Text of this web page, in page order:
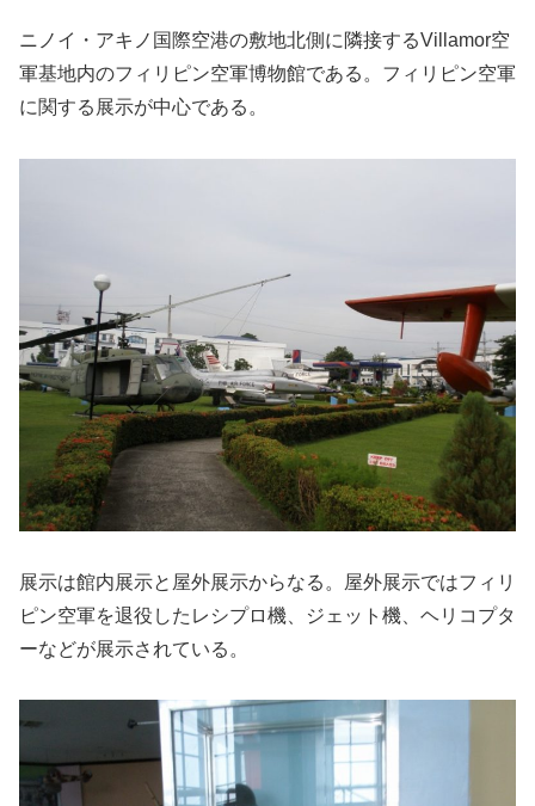
ニノイ・アキノ国際空港の敷地北側に隣接するVillamor空
軍基地内のフィリピン空軍博物館である。フィリピン空軍
に関する展示が中心である。
展示は館内展示と屋外展示からなる。屋外展示ではフィリ
ピン空軍を退役したレシプロ機、ジェット機、ヘリコプタ
ーなどが展示されている。